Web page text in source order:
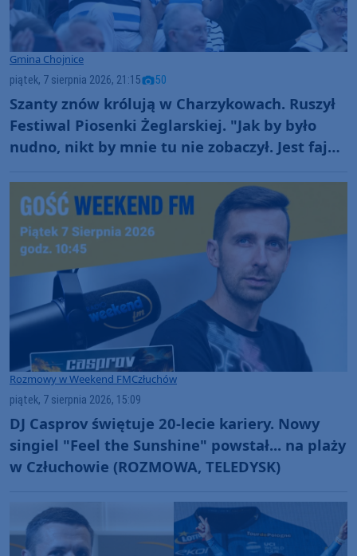
Gmina Chojnice
piątek, 7 sierpnia 2026, 21:15 50
Szanty znów królują w Charzykowach. Ruszył
Festiwal Piosenki Żeglarskiej. "Jak by było
nudno, nikt by mnie tu nie zobaczył. Jest fajna
Rozmowy w Weekend FMCzłuchów
piątek, 7 sierpnia 2026, 15:09
DJ Casprov świętuje 20-lecie kariery. Nowy
singiel "Feel the Sunshine" powstał... na plaży
w Człuchowie (ROZMOWA, TELEDYSK)